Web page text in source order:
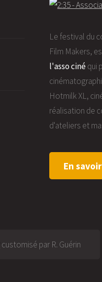
Le festival du
Film Makers,
l'asso cinéqui
Hotmilk XL,
réalisation de
d'ateliers et
En
customisé par R. Guérin